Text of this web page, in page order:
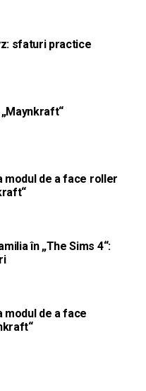
sfaturi practice
modul de a face roller
în „The Sims 4“:
modul de a face